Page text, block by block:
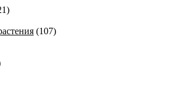
(107)